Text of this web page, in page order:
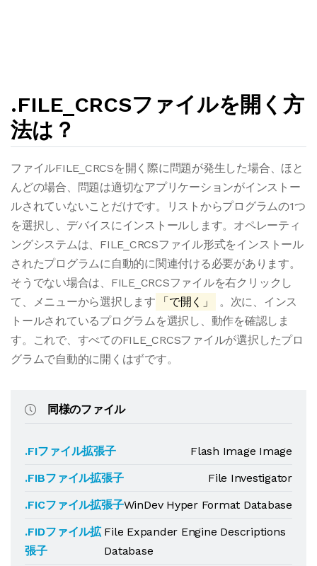
.FILE_CRCSファイルを開く方
法は？
ファイルFILE_CRCSを開く際に問題が発生した場合、ほと
んどの場合、問題は適切なアプリケーションがインストー
ルされていないことだけです。リストからプログラムの1つ
を選択し、デバイスにインストールします。オペレーティ
ングシステムは、FILE_CRCSファイル形式をインストール
されたプログラムに自動的に関連付ける必要があります。
そうでない場合は、FILE_CRCSファイルを右クリックし
て、メニューから選択します
「で開く」
。次に、インス
トールされているプログラムを選択し、動作を確認しま
す。これで、すべてのFILE_CRCSファイルが選択したプロ
グラムで自動的に開くはずです。
同様のファイル
.FIファイル拡張子
Flash Image Image
.FIBファイル拡張子
File Investigator
.FICファイル拡張子WinDev Hyper Format Database
.FIDファイル拡
張子
File Expander Engine Descriptions
Database